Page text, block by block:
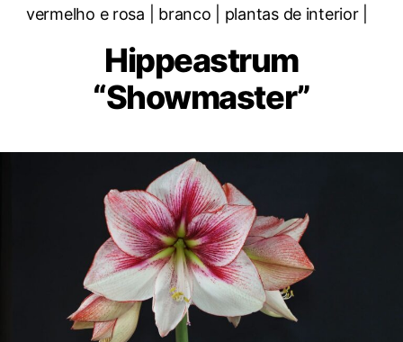
Categorias
vermelho e rosa | branco | plantas de interior |
Hippeastrum
“Showmaster”